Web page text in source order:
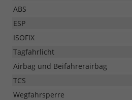
ABS
ESP
ISOFIX
Tagfahrlicht
Airbag und Beifahrerairbag
TCS
Wegfahrsperre